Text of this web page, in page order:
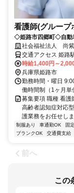
看護師(グループ
◇姫路市四郷町◇自動
関係を築いていきまし
社会福祉法人 尚
交通アクセス 姫路
寺」下車徒歩3分
時給1,400円～
兵庫県姫路市
勤務時間・曜日
働時間制（1ヶ月
募集要項 職種 看護
高齢者認知症対応
護業務をお任せし
制服あり 車通勤OK 固
ブランクOK
交通費支給
前へ
この